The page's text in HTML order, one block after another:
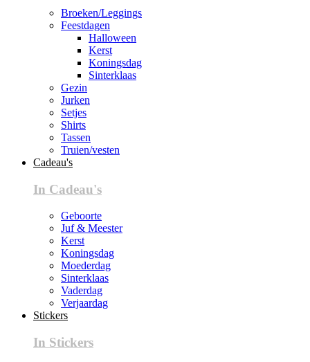
Broeken/Leggings
Feestdagen
Halloween
Kerst
Koningsdag
Sinterklaas
Gezin
Jurken
Setjes
Shirts
Tassen
Truien/vesten
Cadeau's
In Cadeau's
Geboorte
Juf & Meester
Kerst
Koningsdag
Moederdag
Sinterklaas
Vaderdag
Verjaardag
Stickers
In Stickers